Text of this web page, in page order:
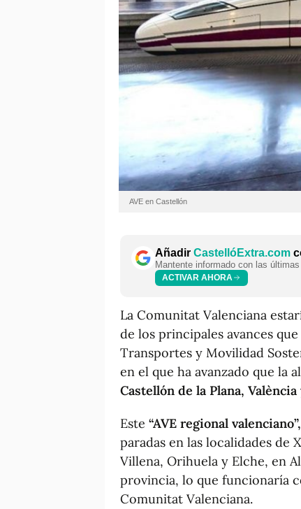
AVE en Castellón
Añadir CastellóExtra.com
Mantente informado con las
ACTIVAR AHORA
La Comunitat Valenciana
de los principales avances
Transportes y Movilidad
en el que ha avanzado que la
Castellón de la Plana,
Este “AVE regional valenciano”,
paradas en las localidades de
Villena, Orihuela y Elche, en
provincia, lo que funcionaría
Comunitat Valenciana.